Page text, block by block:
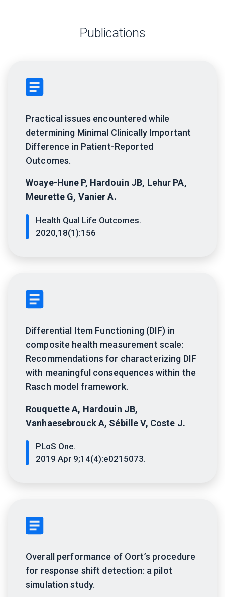
Publications
Practical issues encountered while
determining Minimal Clinically Important
Difference in Patient-Reported
Outcomes.
Woaye-Hune P, Hardouin JB, Lehur PA,
Meurette G, Vanier A.
Health Qual Life Outcomes.
2020,18(1):156
Differential Item Functioning (DIF) in
composite health measurement scale:
Recommendations for characterizing DIF
with meaningful consequences within the
Rasch model framework.
Rouquette A, Hardouin JB,
Vanhaesebrouck A, Sébille V, Coste J.
PLoS One.
2019 Apr 9;14(4):e0215073.
Overall performance of Oort’s procedure
for response shift detection: a pilot
simulation study.